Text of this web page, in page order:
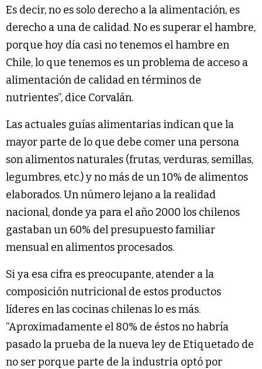
Es decir, no es solo derecho a la alimentación, es
derecho a una de calidad. No es superar el hambre,
porque hoy día casi no tenemos el hambre en
Chile, lo que tenemos es un problema de acceso a
alimentación de calidad en términos de
nutrientes”, dice Corvalán.
Las actuales guías alimentarias indican que la
mayor parte de lo que debe comer una persona
son alimentos naturales (frutas, verduras, semillas,
legumbres, etc.) y no más de un 10% de alimentos
elaborados. Un número lejano a la realidad
nacional, donde ya para el año 2000 los chilenos
gastaban un 60% del presupuesto familiar
mensual en alimentos procesados.
Si ya esa cifra es preocupante, atender a la
composición nutricional de estos productos
líderes en las cocinas chilenas lo es más.
“Aproximadamente el 80% de éstos no habría
pasado la prueba de la nueva ley de Etiquetado de
no ser porque parte de la industria optó por